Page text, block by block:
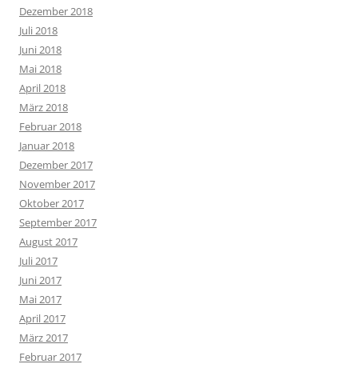
Dezember 2018
Juli 2018
Juni 2018
Mai 2018
April 2018
März 2018
Februar 2018
Januar 2018
Dezember 2017
November 2017
Oktober 2017
September 2017
August 2017
Juli 2017
Juni 2017
Mai 2017
April 2017
März 2017
Februar 2017